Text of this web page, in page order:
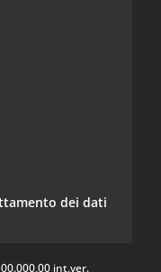
dei dati
int.ver.